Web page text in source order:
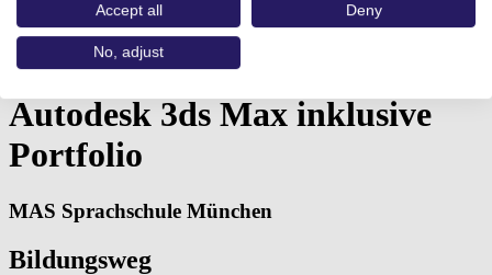
Fachkraft 3D-Design:
Architekturvisualisierung in
Autodesk 3ds Max inklusive
Portfolio
MAS Sprachschule München
Bildungsweg
Accept all Deny
No, adjust